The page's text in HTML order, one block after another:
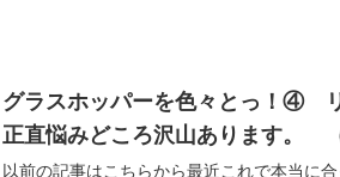
グラスホッパーを色々とっ！④
正直悩みどころ沢山あります。
以前の記事はこちらから最近これで本当に